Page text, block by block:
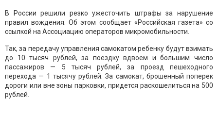
В России решили резко ужесточить штрафы за нарушение
правил вождения. Об этом сообщает «Российская газета» со
ссылкой на Ассоциацию операторов микромобильности.
Так, за передачу управления самокатом ребенку будут взимать
до 10 тысяч рублей, за поездку вдвоем и большим число
пассажиров — 5 тысяч рублей, за проезд пешеходного
перехода — 1 тысячу рублей. За самокат, брошенный поперек
дороги или вне зоны парковки, придется раскошелиться на 500
рублей.